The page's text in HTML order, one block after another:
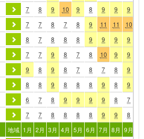
7 8 9 10 9 8 9 9 9
7 7 8 7 8 9 11 11 10
8 7 8 8 8 9 9 9 9
7 7 9 8 7 8 10 9 9
9 8 9 8 7 8 7 8 9
8 8 9 8 8 8 9 8 9
6 7 8 9 9 9 9 8 7
7 7 8 8 8 8 9 9 8
地域 1月 2月 3月 4月 5月 6月 7月 8月 9月